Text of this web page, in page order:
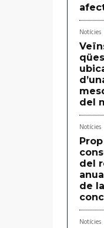
Notícies
del
Notícies
del
de
Notícies